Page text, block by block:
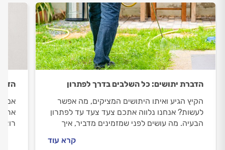
הדברת יתושים: כל השלבים בדרך לפתרון
הקיץ הגיע ואיתו היתושים המציקים, מה אפשר
לעשות? אנחנו נלווה אתכם צעד צעד עד לפתרון
הבעיה. מה עושים לפני שמזמינים מדביר, איך
קרא עוד
אם